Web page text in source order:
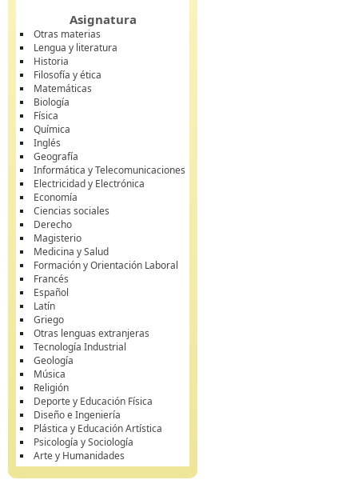
Asignatura
Otras materias
Lengua y literatura
Historia
Filosofía y ética
Matemáticas
Biología
Física
Química
Inglés
Geografía
Informática y Telecomunicaciones
Electricidad y Electrónica
Economía
Ciencias sociales
Derecho
Magisterio
Medicina y Salud
Formación y Orientación Laboral
Francés
Español
Latín
Griego
Otras lenguas extranjeras
Tecnología Industrial
Geología
Música
Religión
Deporte y Educación Física
Diseño e Ingeniería
Plástica y Educación Artística
Psicología y Sociología
Arte y Humanidades